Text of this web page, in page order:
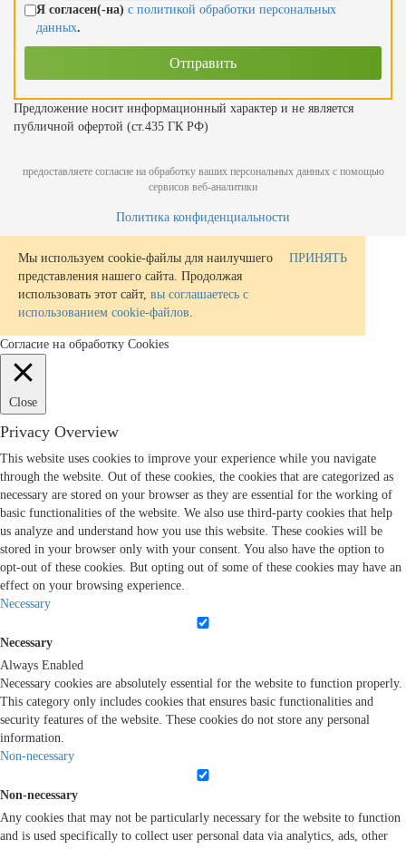
Я согласен(-на) с политикой обработки персональных
данных.
Предложение носит информационный характер и не является
публичной офертой (ст.435 ГК РФ)
предоставляете согласие на обработку ваших персональных данных с помощью
сервисов веб-аналитики
Политика конфиденциальности
Мы используем cookie-файлы для наилучшего
представления нашего сайта. Продолжая
использовать этот сайт, вы соглашаетесь с
использованием cookie-файлов.
ПРИНЯТЬ
Согласие на обработку Cookies
Close
Privacy Overview
This website uses cookies to improve your experience while you navigate
through the website. Out of these cookies, the cookies that are categorized as
necessary are stored on your browser as they are essential for the working of
basic functionalities of the website. We also use third-party cookies that help
us analyze and understand how you use this website. These cookies will be
stored in your browser only with your consent. You also have the option to
opt-out of these cookies. But opting out of some of these cookies may have an
effect on your browsing experience.
Necessary
Necessary
Always Enabled
Necessary cookies are absolutely essential for the website to function properly.
This category only includes cookies that ensures basic functionalities and
security features of the website. These cookies do not store any personal
information.
Non-necessary
Non-necessary
Any cookies that may not be particularly necessary for the website to function
and is used specifically to collect user personal data via analytics, ads, other